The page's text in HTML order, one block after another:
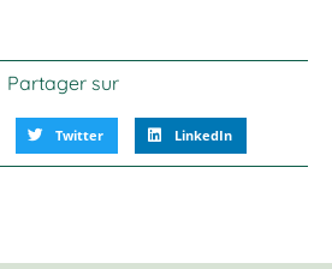
Partager sur
Twitter LinkedIn